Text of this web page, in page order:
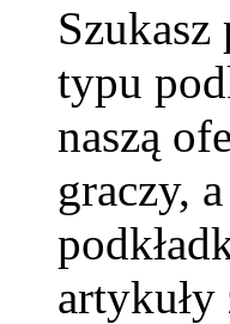
typu
naszą
graczy,